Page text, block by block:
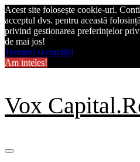
Acest site folosește cookie-uri.
acceptul dvs. pentru această
privind gestionarea preferințelor
de mai jos!
Termeni si conditii
Am inteles!
Skip
to
content
Vox
Primary